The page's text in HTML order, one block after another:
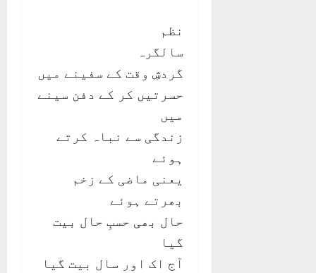
نظم
سالگرہ
گردشِ وقت کے سفینے میں
حسرتیں کر کے دفن سینے
میں
زندگی سے نباہ کرتے
ہوئے
یعنی ماضی کے زخم
بھرتے ہوئے
حال بھی حسبِ حال بیت
گیا
آج اک اور سال بیت گیا